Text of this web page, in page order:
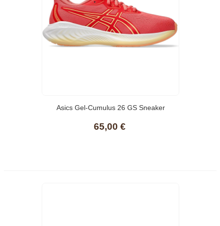
Asics Gel-Cumulus 26 GS Sneaker
65,00 €